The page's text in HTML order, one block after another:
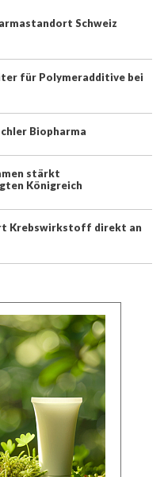
Schweiz
für Polymeradditive bei
Biopharma
stärkt
Königreich
Krebswirkstoff direkt an